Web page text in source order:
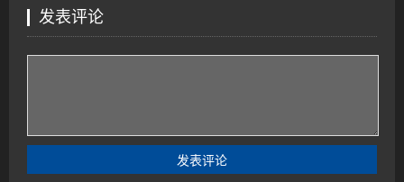
发表评论